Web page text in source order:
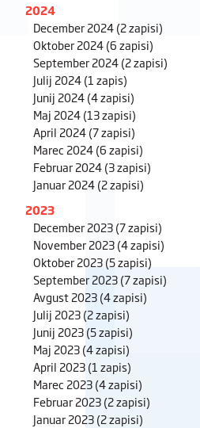
2024
December 2024(2 zapisi)
Oktober 2024(6 zapisi)
September 2024(2 zapisi)
Julij 2024(1 zapis)
Junij 2024(4 zapisi)
Maj 2024(13 zapisi)
April 2024(7 zapisi)
Marec 2024(6 zapisi)
Februar 2024(3 zapisi)
Januar 2024(2 zapisi)
2023
December 2023(7 zapisi)
November 2023(4 zapisi)
Oktober 2023(5 zapisi)
September 2023(7 zapisi)
Avgust 2023(4 zapisi)
Julij 2023(2 zapisi)
Junij 2023(5 zapisi)
Maj 2023(4 zapisi)
April 2023(1 zapis)
Marec 2023(4 zapisi)
Februar 2023(2 zapisi)
Januar 2023(2 zapisi)